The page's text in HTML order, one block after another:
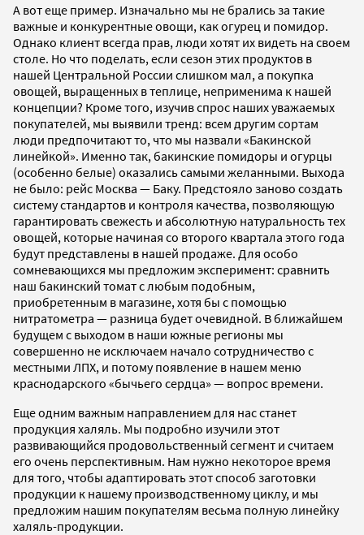
А вот еще пример. Изначально мы не брались за такие
важные и конкурентные овощи, как огурец и помидор.
Однако клиент всегда прав, люди хотят их видеть на своем
столе. Но что поделать, если сезон этих продуктов в
нашей Центральной России слишком мал, а покупка
овощей, выращенных в теплице, неприменима к нашей
концепции? Кроме того, изучив спрос наших уважаемых
покупателей, мы выявили тренд: всем другим сортам
люди предпочитают то, что мы назвали «Бакинской
линейкой». Именно так, бакинские помидоры и огурцы
(особенно белые) оказались самыми желанными. Выхода
не было: рейс Москва — Баку. Предстояло заново создать
систему стандартов и контроля качества, позволяющую
гарантировать свежесть и абсолютную натуральность тех
овощей, которые начиная со второго квартала этого года
будут представлены в нашей продаже. Для особо
сомневающихся мы предложим эксперимент: сравнить
наш бакинский томат с любым подобным,
приобретенным в магазине, хотя бы с помощью
нитратометра — разница будет очевидной. В ближайшем
будущем с выходом в наши южные регионы мы
совершенно не исключаем начало сотрудничество с
местными ЛПХ, и потому появление в нашем меню
краснодарского «бычьего сердца» — вопрос времени.
Еще одним важным направлением для нас станет
продукция халяль. Мы подробно изучили этот
развивающийся продовольственный сегмент и считаем
его очень перспективным. Нам нужно некоторое время
для того, чтобы адаптировать этот способ заготовки
продукции к нашему производственному циклу, и мы
предложим нашим покупателям весьма полную линейку
халяль-продукции.